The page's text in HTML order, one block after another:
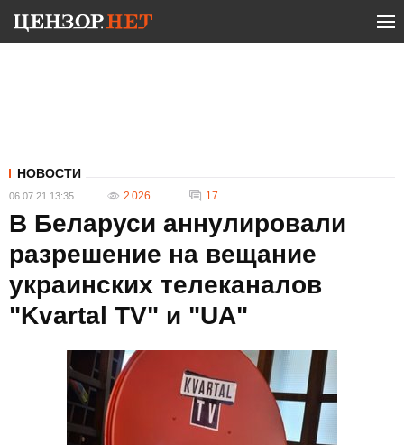
НОВОСТИ
06.07.21 13:35 2 026 17
В Беларуси аннулировали
разрешение на вещание
украинских телеканалов
"Kvartal TV" и "UA"